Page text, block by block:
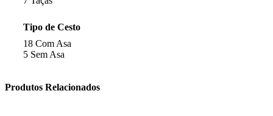
Tipo de Cesto
18 Com Asa
5 Sem Asa
Produtos Relacionados